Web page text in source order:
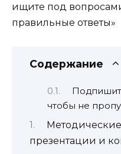
ищите под
правильные ответы»
Содержание
чтобы не
презентации и